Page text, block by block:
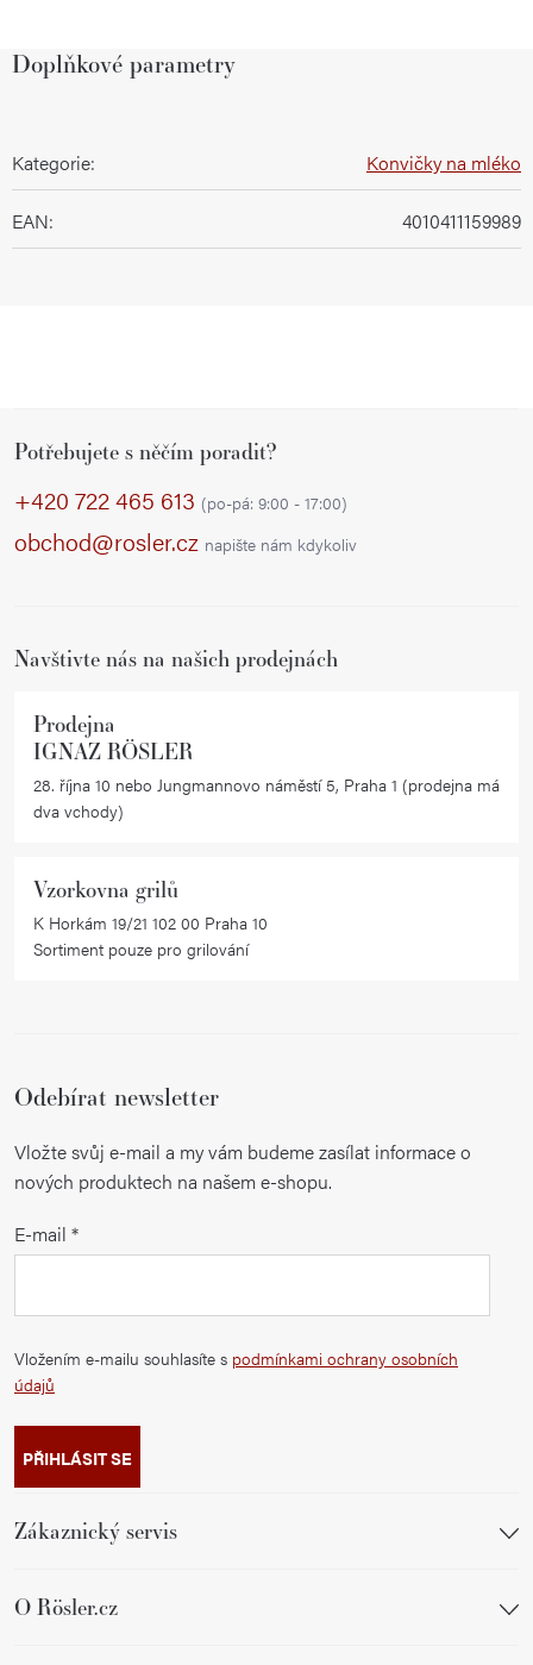
Doplňkové parametry
Kategorie: Konvičky na mléko
EAN: 4010411159989
Potřebujete s něčím poradit?
+420 722 465 613 (po-pá: 9:00 - 17:00)
obchod@rosler.cz napište nám kdykoliv
Navštivte nás na našich prodejnách
Prodejna
IGNAZ RÖSLER
28. října 10 nebo Jungmannovo náměstí 5, Praha 1 (prodejna má
dva vchody)
Vzorkovna grilů
K Horkám 19/21 102 00 Praha 10
Sortiment pouze pro grilování
Odebírat newsletter
Vložte svůj e-mail a my vám budeme zasílat informace o
nových produktech na našem e-shopu.
E-mail
Vložením e-mailu souhlasíte s podmínkami ochrany osobních
údajů
PŘIHLÁSIT SE
Zákaznický servis
O Rösler.cz